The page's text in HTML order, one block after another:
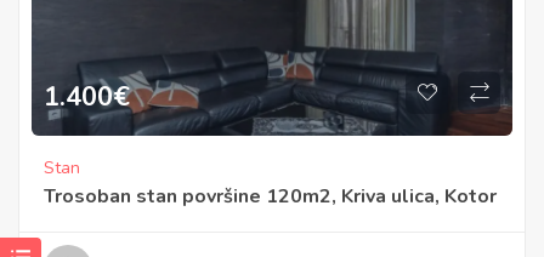
1.400€
Stan
Trosoban stan površine 120m2, Kriva ulica, Kotor